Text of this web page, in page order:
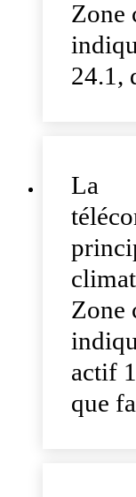
Zone
24.1,
La
Zone
actif
que